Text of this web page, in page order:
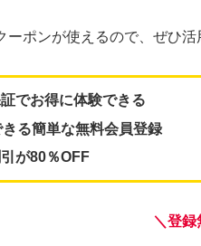
ーポンが使えるので、ぜひ活
でお得に体験できる
る簡単な無料会員登録
が80％OFF
＼登録